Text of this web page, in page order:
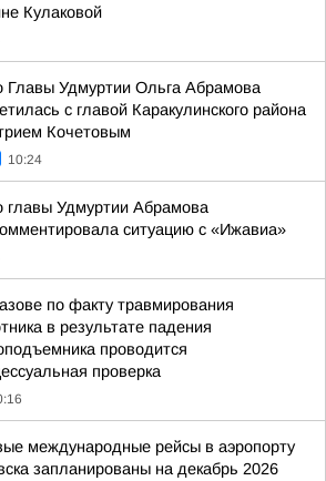
Кулаковой
Главы Удмуртии Ольга Абрамова
с главой Каракулинского района
Кочетовым
10:24
главы Удмуртии Абрамова
ситуацию с «Ижавиа»
по факту травмирования
в результате падения
проводится
проверка
международные рейсы в аэропорту
запланированы на декабрь 2026